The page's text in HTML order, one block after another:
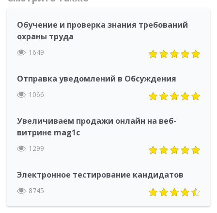
Обучение и проверка знания требований
охраны труда
1649
Отправка уведомлений в Обсуждения
1066
Увеличиваем продажи онлайн на веб-
витрине mag1c
1299
Электронное тестирование кандидатов
8745